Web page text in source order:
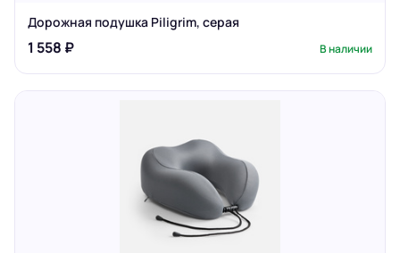
Дорожная подушка Piligrim, серая
1 558 ₽ В наличии